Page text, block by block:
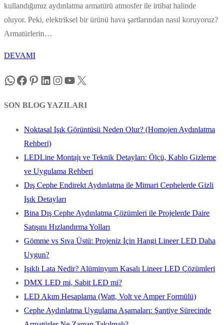
kullandığımız aydınlatma armatürü atmosfer ile irtibat halinde
oluyor. Peki, elektriksel bir ürünü hava şartlarından nasıl koruyoruz?
Armatürlerin…
DEVAMI
WhatsApp
Facebook
Pinterest
LinkedIn
Instagram
YouTube
X
SON BLOG YAZILARI
Noktasal Işık Görüntüsü Neden Olur? (Homojen Aydınlatma
Rehberi)
LEDLine Montajı ve Teknik Detayları: Ölçü, Kablo Gizleme
ve Uygulama Rehberi
Dış Cephe Endirekt Aydınlatma ile Mimari Cephelerde Gizli
Işık Detayları
Bina Dış Cephe Aydınlatma Çözümleri ile Projelerde Daire
Satışını Hızlandırma Yolları
Gömme vs Sıva Üstü: Projeniz İçin Hangi Lineer LED Daha
Uygun?
Işıklı Lata Nedir? Alüminyum Kasalı Lineer LED Çözümleri
DMX LED mi, Sabit LED mi?
LED Akım Hesaplama (Watt, Volt ve Amper Formülü)
Cephe Aydınlatma Uygulama Aşamaları: Şantiye Sürecinde